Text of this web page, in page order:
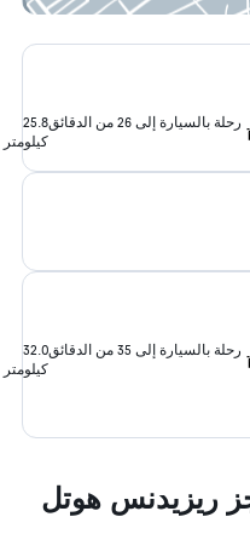
رحلة بالسيارة إلى 26 من الدقائق
25.8
كيلومتر
رحلة بالسيارة إلى 35 من الدقائق
32.0
كيلومتر
ريزيدنس هوتل